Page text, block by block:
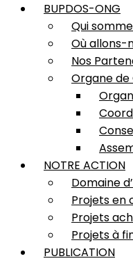
BUPDOS-ONG
Qui
Où allons-
Nos
Organe
NOTRE ACTION
Domaine
Projets en
Projets
Projets à
PUBLICATION